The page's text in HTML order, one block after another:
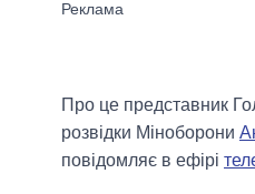
Про це представник
розвідки Міноборони
повідомляє в ефірі